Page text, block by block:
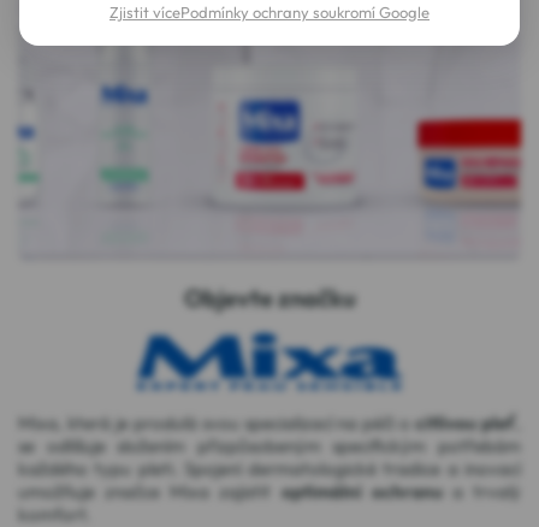
Objevte značku
Mixa, která je proslulá svou specializací na péči ocitlivou pleť
se odlišuje složením přizpůsobeným specifickým potřebám
každého typu pleti. Spojení dermatologické tradice a inovací
umožňuje značce Mixa zajistit optimální ochranua trvalý
komfort.
Zjistit vícePodmínky ochrany soukromí Google